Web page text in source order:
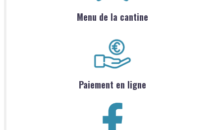
Menu de la cantine
Paiement en ligne